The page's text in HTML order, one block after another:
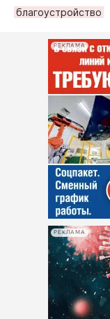
благоустройство
РЕКЛАМА
РЕКЛАМА